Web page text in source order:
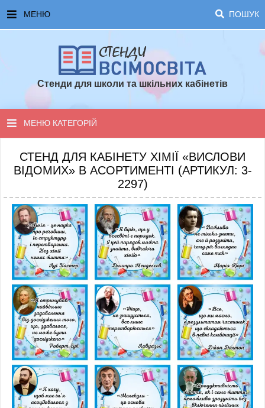
МЕНЮ ПОШУК
ЧАСТІ ЗАПИТАННЯ ТА ВІДПОВІДІ
ТОПОВІ ПРОПОЗИЦІЇ
Стенди для школи та шкільних кабінетів
МЕНЮ КАТЕГОРІЙ
СТЕНДИ ДЛЯ НУШ
СТЕНДИ ДЛЯ ПОЧАТКОВОЇ ШКОЛИ
СТЕНДИ ДЛЯ КАБІНЕТІВ
СТЕНДИ ДЛЯ ШКОЛИ
ІНШЕ
СТЕНД ДЛЯ КАБІНЕТУ ХІМІЇ «ВИСЛОВИ
ВІДОМИХ» В АСОРТИМЕНТІ (АРТИКУЛ: 3-
2297)